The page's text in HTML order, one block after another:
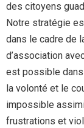
des citoyens
Notre stratégie
dans le cadre de
d’association
est possible
la volonté et le
impossible
frustrations et